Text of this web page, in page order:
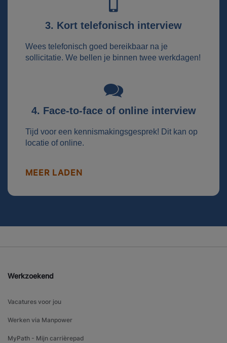
3. Kort telefonisch interview
Wees telefonisch goed bereikbaar na je
sollicitatie. We bellen je binnen twee werkdagen!
4. Face-to-face of online interview
Tijd voor een kennismakingsgesprek! Dit kan op
locatie of online.
MEER LADEN
Werkzoekend
Vacatures voor jou
Werken via Manpower
MyPath - Mijn carrièrepad